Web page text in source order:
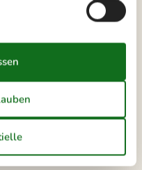
über Handrup